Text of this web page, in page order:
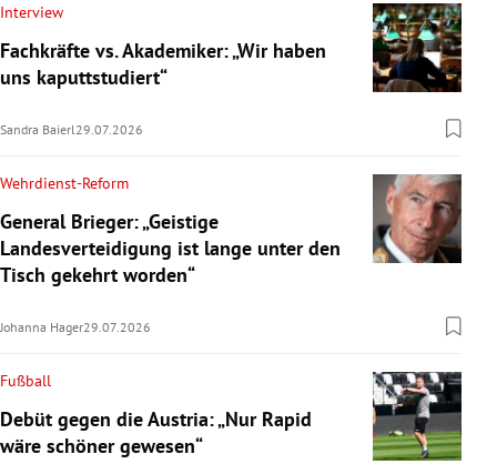
Interview
Fachkräfte vs. Akademiker: „Wir haben
uns kaputtstudiert“
Sandra Baierl 29.07.2026
Wehrdienst-Reform
General Brieger: „Geistige
Landesverteidigung ist lange unter den
Tisch gekehrt worden“
Johanna Hager29.07.2026
Fußball
Debüt gegen die Austria: „Nur Rapid
wäre schöner gewesen“